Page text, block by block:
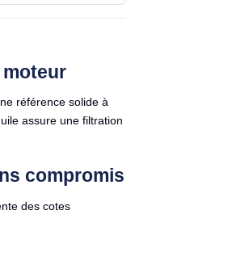
référence solide à
assure une filtration
compromis
des cotes